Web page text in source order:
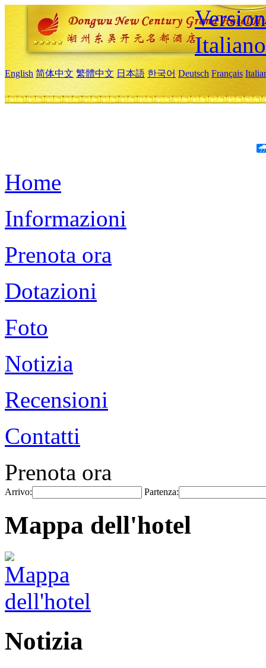
Italiano
English 简体中文 繁體中文 日本語 한국어 Deutsch Français
Home
Informazioni
Prenota ora
Dotazioni
Foto
Notizia
Recensioni
Contatti
Prenota ora
Arrivo: Partenza:
Mappa dell'hotel
Notizia